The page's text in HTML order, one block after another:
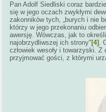
Pan Adolf Siedliski coraz
się w jego oczach zwykłymi
zakonników tych, „burych i nie
którzy w jego przekonaniu
awersję. Wówczas, jak to
najobrzydliwszej ich strony" [4] .
człowiek wesoły i towarzyski.
przyjmować gości, z którymi